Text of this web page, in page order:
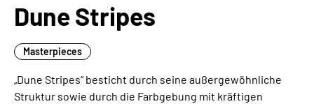
Dune Stripes
Masterpieces
„Dune Stripes“ besticht durch seine außergewöhnliche
Struktur sowie durch die Farbgebung mit kräftigen